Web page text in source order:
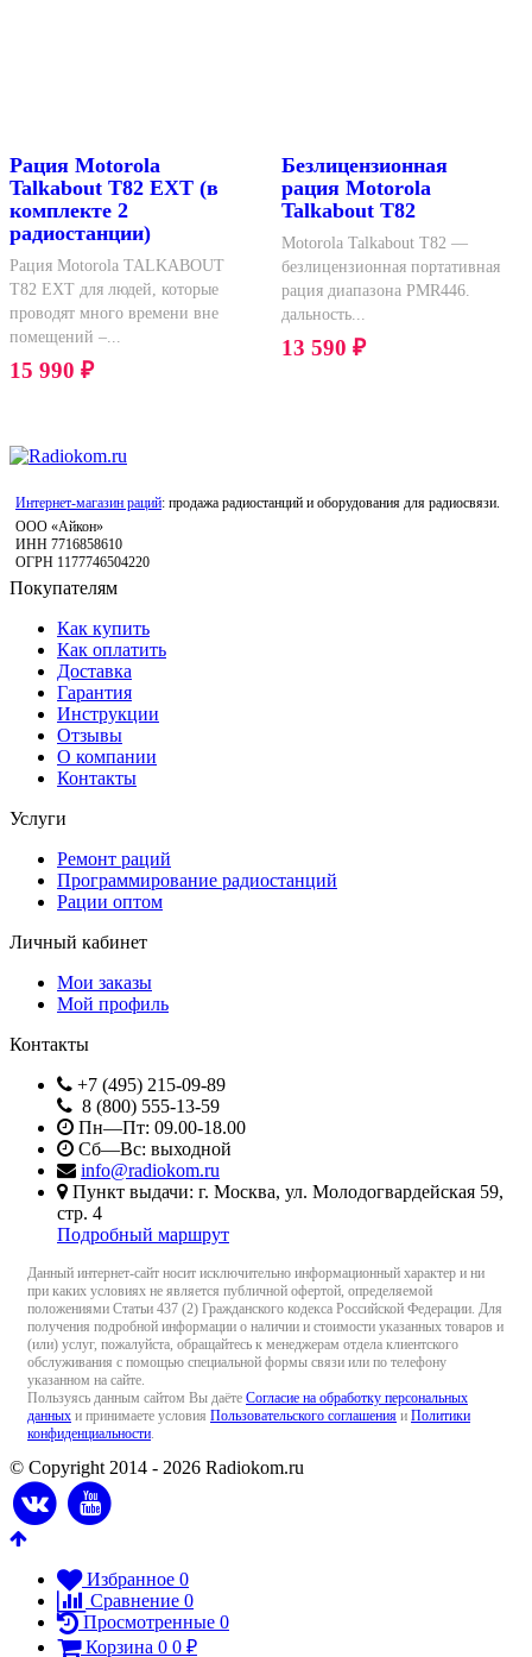
Рация Motorola
Talkabout T82 EXT (в
комплекте 2
радиостанции)
Рация Motorola TALKABOUT
T82 EXT для людей, которые
проводят много времени вне
помещений –...
15 990 ₽
Безлицензионная
рация Motorola
Talkabout T82
Motorola Talkabout T82 —
безлицензионная портативная
рация диапазона PMR446.
дальность...
13 590 ₽
Интернет-магазин раций: продажа радиостанций и оборудования для радиосвязи.
ООО «Айкон»
ИНН 7716858610
ОГРН 1177746504220
Покупателям
Как купить
Как оплатить
Доставка
Гарантия
Инструкции
Отзывы
О компании
Контакты
Услуги
Ремонт раций
Программирование радиостанций
Рации оптом
Личный кабинет
Мои заказы
Мой профиль
Контакты
+7 (495) 215-09-89
8 (800) 555-13-59
Пн—Пт: 09.00-18.00
Сб—Вс: выходной
info@radiokom.ru
Пункт выдачи: г. Москва, ул. Молодогвардейская 59,
стр. 4
Подробный маршрут
Данный интернет-сайт носит исключительно информационный характер и ни
при каких условиях не является публичной офертой, определяемой
положениями Статьи 437 (2) Гражданского кодекса Российской Федерации. Для
получения подробной информации о наличии и стоимости указанных товаров и
(или) услуг, пожалуйста, обращайтесь к менеджерам отдела клиентского
обслуживания с помощью специальной формы связи или по телефону
указанном на сайте.
Пользуясь данным сайтом Вы даёте Согласие на обработку персональных
данных и принимаете условия Пользовательского соглашения и Политики
конфиденциальности
© Copyright 2014 - 2026 Radiokom.ru
Избранное 0
Сравнение 0
Просмотренные 0
Корзина 0 0 ₽